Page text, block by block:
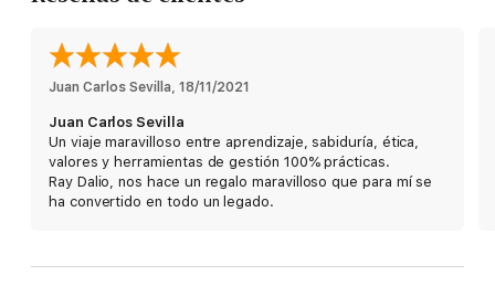
Juan Carlos Sevilla 18/11/2021
Juan Carlos Sevilla
Un viaje maravilloso entre aprendizaje, sabiduría, ética,
valores y herramientas de gestión 100% prácticas.
Ray Dalio, nos hace un regalo maravilloso que para mí se
ha convertido en todo un legado.